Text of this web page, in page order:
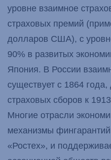
уровне взаимное
страховых премий
долларов США), с
90% в развитых
Япония. В России
существует с 1864
страховых сборов к
Многие отрасли
механизмы
«Ростех», и